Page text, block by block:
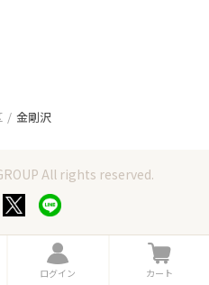
金剛沢
All rights reserved.
ロ
グ
ログイン
カ
ー
カート